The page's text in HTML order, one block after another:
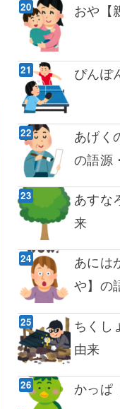
おや【
ぴんぽ
あげく
の語源
あすな
来
あには
や】の
ちくし
由来
かっぱ